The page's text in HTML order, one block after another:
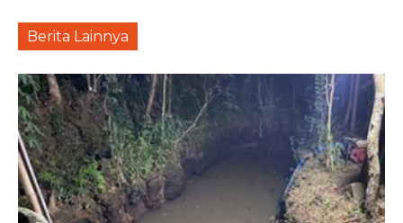
Berita Lainnya